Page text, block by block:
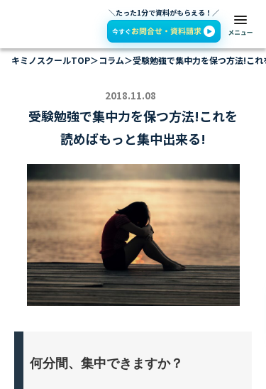
＼たった1分で資料がもらえる！／
キミノスクールTOP＞コラム＞受験勉強で集中力を保つ方法!こ
2018.11.08
受験勉強で集中力を保つ方法!これを
読めばもっと集中出来る!
何分間、集中できますか？